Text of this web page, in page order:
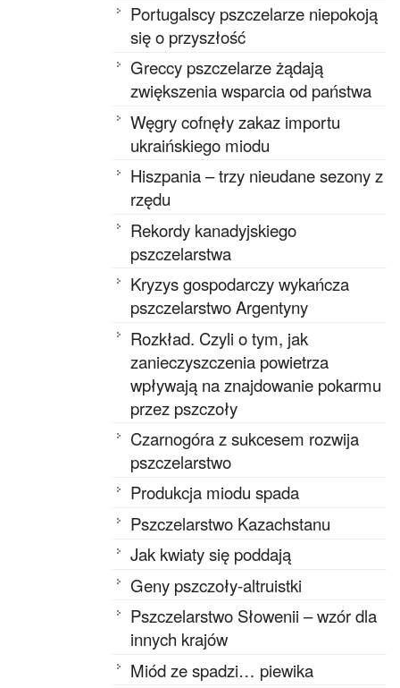
Portugalscy pszczelarze niepokoją
się o przyszłość
Greccy pszczelarze żądają
zwiększenia wsparcia od państwa
Węgry cofnęły zakaz importu
ukraińskiego miodu
Hiszpania – trzy nieudane sezony z
rzędu
Rekordy kanadyjskiego
pszczelarstwa
Kryzys gospodarczy wykańcza
pszczelarstwo Argentyny
Rozkład. Czyli o tym, jak
zanieczyszczenia powietrza
wpływają na znajdowanie pokarmu
przez pszczoły
Czarnogóra z sukcesem rozwija
pszczelarstwo
Produkcja miodu spada
Pszczelarstwo Kazachstanu
Jak kwiaty się poddają
Geny pszczoły-altruistki
Pszczelarstwo Słowenii – wzór dla
innych krajów
Miód ze spadzi… piewika